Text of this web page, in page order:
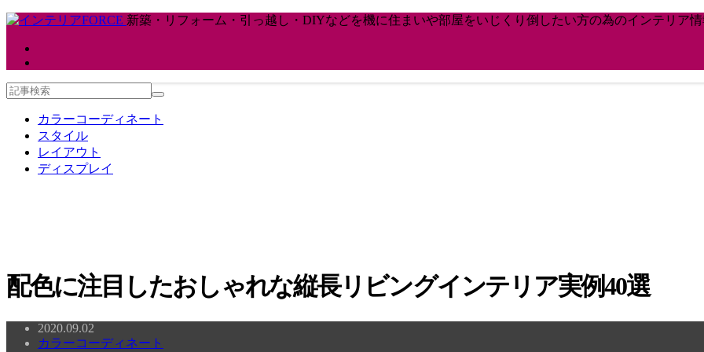
新築・リフォーム・引っ越し・DIYなどを機に住まいや部屋をいじくり倒したい方の為のインテリア
カラーコーディネート
スタイル
レイアウト
ディスプレイ
配色に注目したおしゃれな縦長リビングインテリア実例40選
2020.09.02
カラーコーディネート